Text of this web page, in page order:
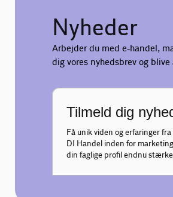
Nyheder
Arbejder du med e-handel,
dig vores nyhedsbrev og
Tilmeld dig
Få unik viden og erfaringer
DI Handel inden for
din faglige profil endnu